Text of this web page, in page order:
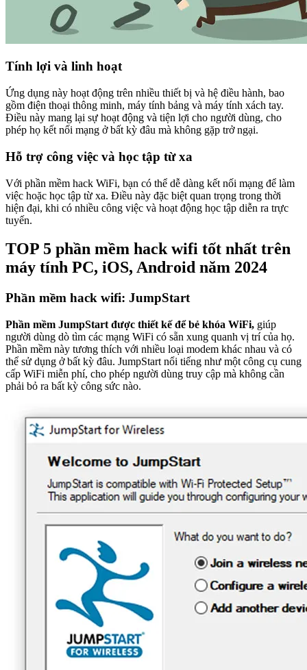
Tính lợi và linh hoạt
Ứng dụng này hoạt động trên nhiều thiết bị và hệ điều hành, bao
gồm điện thoại thông minh, máy tính bảng và máy tính xách tay.
Điều này mang lại sự hoạt động và tiện lợi cho người dùng, cho
phép họ kết nối mạng ở bất kỳ đâu mà không gặp trở ngại.
Hỗ trợ công việc và học tập từ xa
Với phần mềm hack WiFi, bạn có thể dễ dàng kết nối mạng để làm
việc hoặc học tập từ xa. Điều này đặc biệt quan trọng trong thời
hiện đại, khi có nhiều công việc và hoạt động học tập diễn ra trực
tuyến.
TOP 5 phần mềm hack wifi tốt nhất trên
máy tính PC, iOS, Android năm 2024
Phần mềm hack wifi: JumpStart
Phần mềm JumpStart được thiết kế để bẻ khóa WiFi, giúp
người dùng dò tìm các mạng WiFi có sẵn xung quanh vị trí của họ.
Phần mềm này tương thích với nhiều loại modem khác nhau và có
thể sử dụng ở bất kỳ đâu. JumpStart nổi tiếng như một công cụ cung
cấp WiFi miễn phí, cho phép người dùng truy cập mà không cần
phải bỏ ra bất kỳ công sức nào.